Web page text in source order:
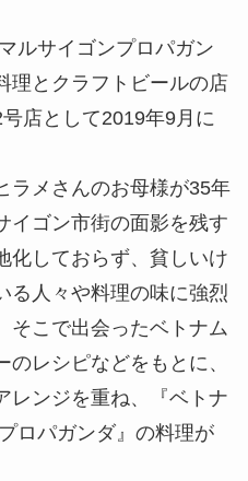
ルサイゴンプロパガン
理とクラフトビールの店
店として2019年9月に
ラメさんのお母様が35年
イゴン市街の面影を残す
化しておらず、貧しいけ
る人々や料理の味に強烈
そこで出会ったベトナム
レシピなどをもとに、
レンジを重ね、『ベトナ
ロパガンダ』の料理が